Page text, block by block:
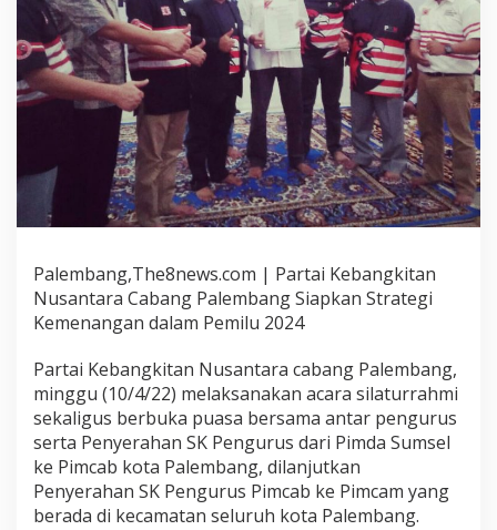
Palembang,The8news.com | Partai Kebangkitan
Nusantara Cabang Palembang Siapkan Strategi
Kemenangan dalam Pemilu 2024
Partai Kebangkitan Nusantara cabang Palembang,
minggu (10/4/22) melaksanakan acara silaturrahmi
sekaligus berbuka puasa bersama antar pengurus
serta Penyerahan SK Pengurus dari Pimda Sumsel
ke Pimcab kota Palembang, dilanjutkan
Penyerahan SK Pengurus Pimcab ke Pimcam yang
berada di kecamatan seluruh kota Palembang.